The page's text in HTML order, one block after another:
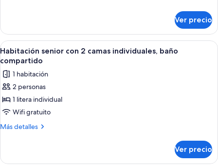
privado
individual
básica,
baño
privado
Ver precio
Abrir
todas
las
fotos
de
Habitación
senior
con
individuales,
Una habitación con literas, un
3
Habitación senior con 2 camas individuales, baño
compartido
1 habitación
2 personas
1 litera individual
Wifi gratuito
Más detalles
Más
senior
Ver precio